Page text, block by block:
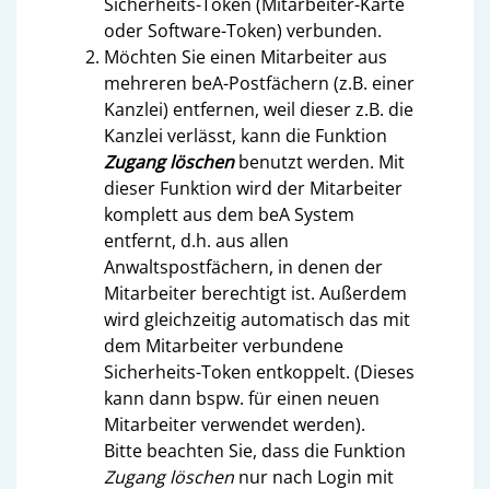
oder Software-Token) verbunden.
Möchten Sie einen Mitarbeiter aus
mehreren beA-Postfächern (z.B. einer
Kanzlei) entfernen, weil dieser z.B. die
Kanzlei verlässt, kann die Funktion
Zugang löschenbenutzt werden. Mit
dieser Funktion wird der Mitarbeiter
komplett aus dem beA System
entfernt, d.h. aus allen
Anwaltspostfächern, in denen der
Mitarbeiter berechtigt ist. Außerdem
wird gleichzeitig automatisch das mit
dem Mitarbeiter verbundene
Sicherheits-Token entkoppelt. (Dieses
kann dann bspw. für einen neuen
Mitarbeiter verwendet werden).
Bitte beachten Sie, dass die Funktion
Zugang löschen nur nach Login mit